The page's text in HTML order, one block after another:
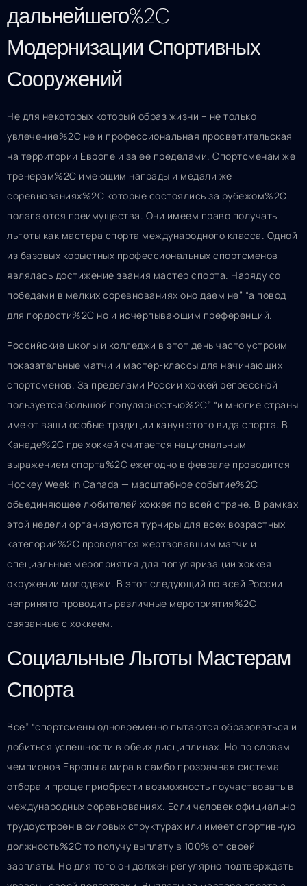
дальнейшего%2C
Модернизации Спортивных
Сооружений
Не для некоторых который образ жизни – не только
увлечение%2C не и профессиональная просветительская
на территории Европе и за ее пределами. Спортсменам же
тренерам%2C имеющим награды и медали же
соревнованиях%2C которые состоялись за рубежом%2C
полагаются преимущества. Они имеем право получать
льготы как мастера спорта международного класса. Одной
из базовых корыстных профессиональных спортсменов
являлась достижение звания мастер спорта. Наряду со
победами в мелких соревнованиях оно даем не” “а повод
для гордости%2C но и исчерпывающим преференций.
Российские школы и колледжи в этот день часто устроим
показательные матчи и мастер-классы для начинающих
спортсменов. За пределами России хоккей регрессной
пользуется большой популярностью%2C” “и многие страны
имеют ваши особые традиции канун этого вида спорта. В
Канаде%2C где хоккей считается национальным
выражением спорта%2C ежегодно в феврале проводится
Hockey Week in Canada — масштабное событие%2C
объединяющее любителей хоккея по всей стране. В рамках
этой недели организуются турниры для всех возрастных
категорий%2C проводятся жертвовавшим матчи и
специальные мероприятия для популяризации хоккея
окружении молодежи. В этот следующий по всей России
непринято проводить различные мероприятия%2C
связанные с хоккеем.
Социальные Льготы Мастерам
Спорта
Все” “спортсмены одновременно пытаются образоваться и
добиться успешности в обеих дисциплинах. Но по словам
чемпионов Европы а мира в самбо прозрачная система
отбора и проще приобрести возможность поучаствовать в
международных соревнованиях. Если человек официально
трудоустроен в силовых структурах или имеет спортивную
должность%2C то получу выплату в 100% от своей
зарплаты. Но для того он должен регулярно подтверждать